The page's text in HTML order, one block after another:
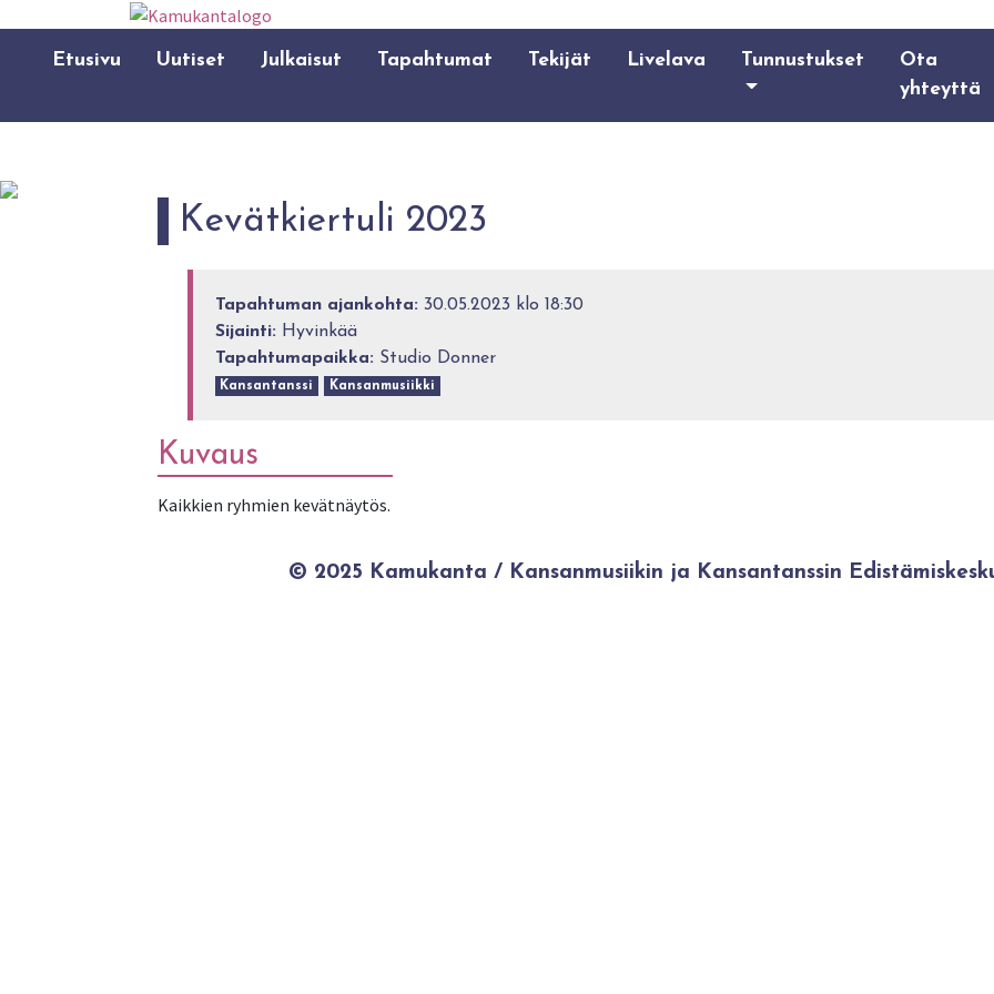
Etusivu Uutiset Julkaisut Tapahtumat Tekijät Livelava Tunnustukset
Ota
yhteyttä
Kevätkiertuli 2023
Tapahtuman ajankohta: 30.05.2023 klo 18:30
Sijainti: Hyvinkää
Tapahtumapaikka: Studio Donner
Kansantanssi Kansanmusiikki
Kuvaus
Kaikkien ryhmien kevätnäytös.
© 2025 Kamukanta / Kansanmusiikin ja Kansantanssin